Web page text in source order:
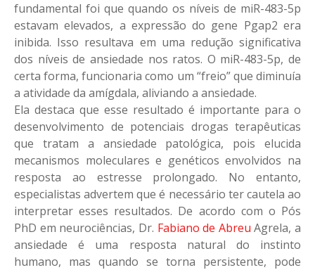
fundamental foi que quando os níveis de miR-483-5p
estavam elevados, a expressão do gene Pgap2 era
inibida. Isso resultava em uma redução significativa
dos níveis de ansiedade nos ratos. O miR-483-5p, de
certa forma, funcionaria como um “freio” que diminuía
a atividade da amígdala, aliviando a ansiedade.
Ela destaca que esse resultado é importante para o
desenvolvimento de potenciais drogas terapêuticas
que tratam a ansiedade patológica, pois elucida
mecanismos moleculares e genéticos envolvidos na
resposta ao estresse prolongado. No entanto,
especialistas advertem que é necessário ter cautela ao
interpretar esses resultados. De acordo com o Pós
PhD em neurociências, Dr. Fabiano de Abreu Agrela, a
ansiedade é uma resposta natural do instinto
humano, mas quando se torna persistente, pode